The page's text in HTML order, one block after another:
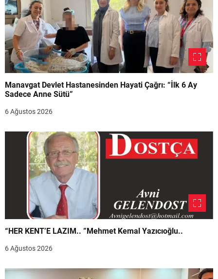
Manavgat Devlet Hastanesinden Hayati Çağrı: “İlk 6 Ay
Sadece Anne Sütü”
6 Ağustos 2026
“HER KENT’E LAZIM.. ”Mehmet Kemal Yazıcıoğlu..
6 Ağustos 2026